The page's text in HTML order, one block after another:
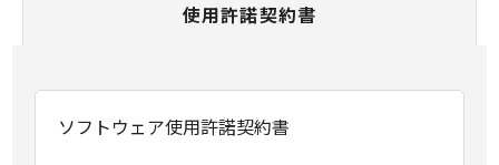
使用許諾契約書
ソフトウェア使用許諾契約書